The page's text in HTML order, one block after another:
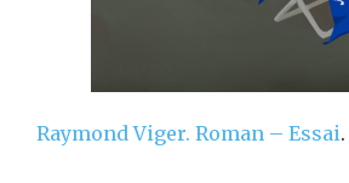
Raymond Viger. Roman – Essai.